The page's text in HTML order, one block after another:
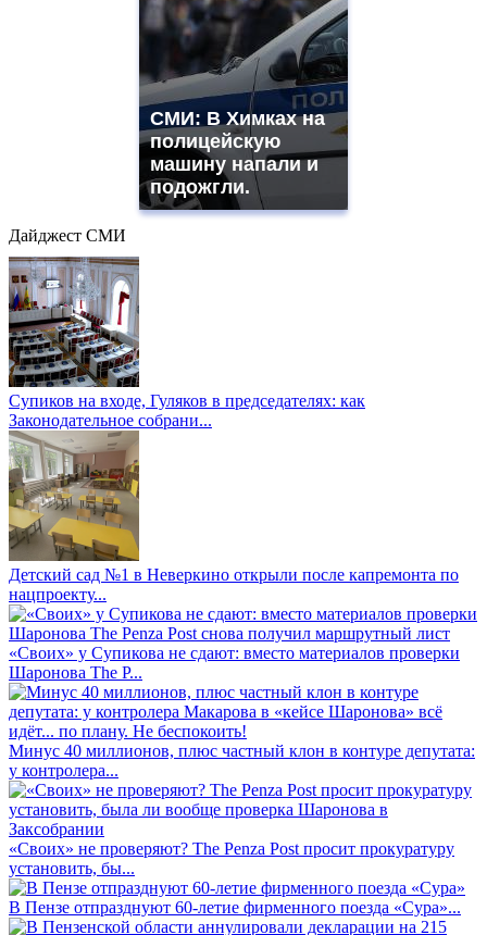
СМИ: В Химках на
полицейскую
машину напали и
подожгли.
Дайджест СМИ
Супиков на входе, Гуляков в председателях: как
Законодательное собрани...
Детский сад №1 в Неверкино открыли после капремонта по
нацпроекту...
«Своих» у Супикова не сдают: вместо материалов проверки
Шаронова The P...
Минус 40 миллионов, плюс частный клон в контуре депутата:
у контролера...
«Своих» не проверяют? The Penza Post просит прокуратуру
установить, бы...
В Пензе отпразднуют 60-летие фирменного поезда «Сура»...